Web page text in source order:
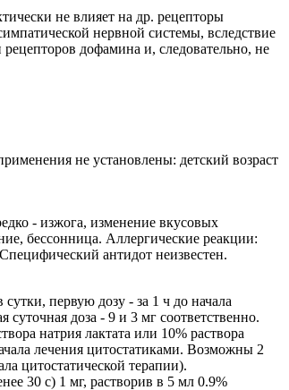
не влияет на др. рецепторы
нервной системы, вследствие
дофамина и, следовательно, не
не установлены: детский возраст
- изжога, изменение вкусовых
бессонница. Аллергические реакции:
антидот неизвестен.
первую дозу - за 1 ч до начала
суточная доза - 9 и 3 мг соответственно.
натрия лактата или 10% раствора
лечения цитостатиками. Возможны 2
цитостатической терапии).
30 с) 1 мг, растворив в 5 мл 0.9%